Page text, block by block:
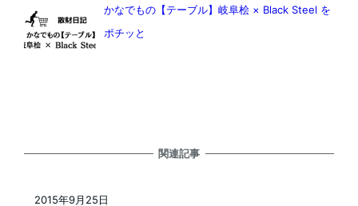
かなでもの【テーブル】岐阜桧 × Black Steel を
ポチッと
関連記事
2015年9月25日